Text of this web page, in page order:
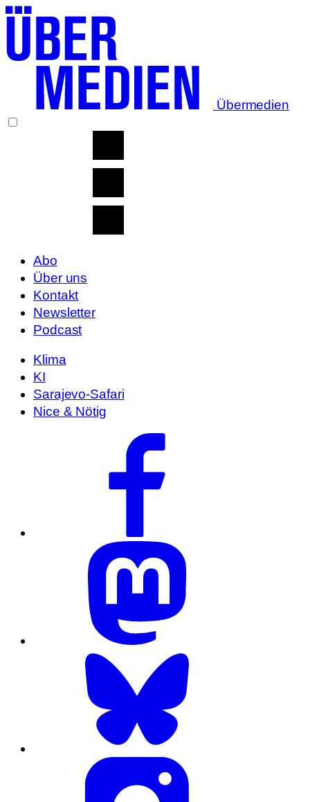
Übermedien
Abo
Über uns
Kontakt
Newsletter
Podcast
Klima
KI
Sarajevo-Safari
Nice & Nötig